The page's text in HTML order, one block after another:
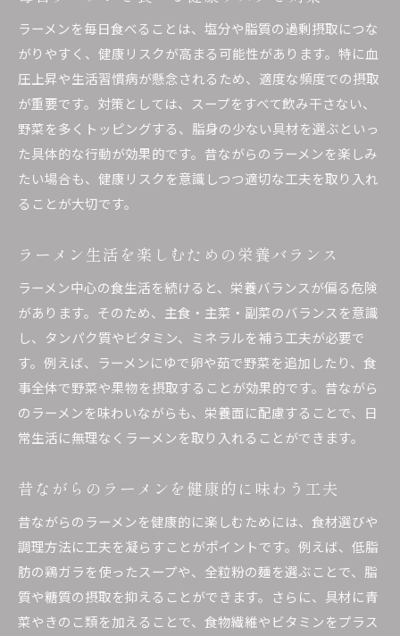
ラーメンを毎日食べることは、塩分や脂質の過剰摂取につな
がりやすく、健康リスクが高まる可能性があります。特に血
圧上昇や生活習慣病が懸念されるため、適度な頻度での摂取
が重要です。対策としては、スープをすべて飲み干さない、
野菜を多くトッピングする、脂身の少ない具材を選ぶといっ
た具体的な行動が効果的です。昔ながらのラーメンを楽しみ
たい場合も、健康リスクを意識しつつ適切な工夫を取り入れ
ることが大切です。
ラーメン生活を楽しむための栄養バランス
ラーメン中心の食生活を続けると、栄養バランスが偏る危険
があります。そのため、主食・主菜・副菜のバランスを意識
し、タンパク質やビタミン、ミネラルを補う工夫が必要で
す。例えば、ラーメンにゆで卵や茹で野菜を追加したり、食
事全体で野菜や果物を摂取することが効果的です。昔ながら
のラーメンを味わいながらも、栄養面に配慮することで、日
常生活に無理なくラーメンを取り入れることができます。
昔ながらのラーメンを健康的に味わう工夫
昔ながらのラーメンを健康的に楽しむためには、食材選びや
調理方法に工夫を凝らすことがポイントです。例えば、低脂
肪の鶏ガラを使ったスープや、全粒粉の麺を選ぶことで、脂
質や糖質の摂取を抑えることができます。さらに、具材に青
菜やきのこ類を加えることで、食物繊維やビタミンをプラス